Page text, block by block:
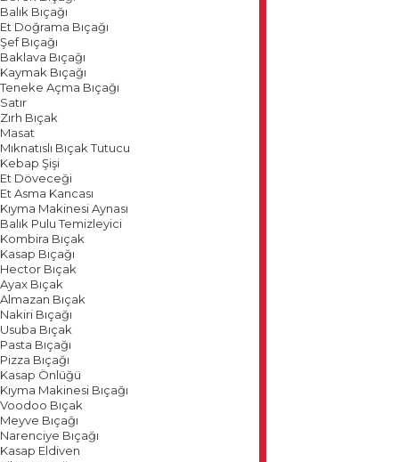
Balık Bıçağı
Et Doğrama Bıçağı
Şef Bıçağı
Baklava Bıçağı
Kaymak Bıçağı
Teneke Açma Bıçağı
Satır
Zırh Bıçak
Masat
Mıknatıslı Bıçak Tutucu
Kebap Şişi
Et Döveceği
Et Asma Kancası
Kıyma Makinesi Aynası
Balık Pulu Temizleyici
Kombira Bıçak
Kasap Bıçağı
Hector Bıçak
Ayax Bıçak
Almazan Bıçak
Nakiri Bıçağı
Usuba Bıçak
Pasta Bıçağı
Pizza Bıçağı
Kasap Önlüğü
Kıyma Makinesi Bıçağı
Voodoo Bıçak
Meyve Bıçağı
Narenciye Bıçağı
Kasap Eldiven